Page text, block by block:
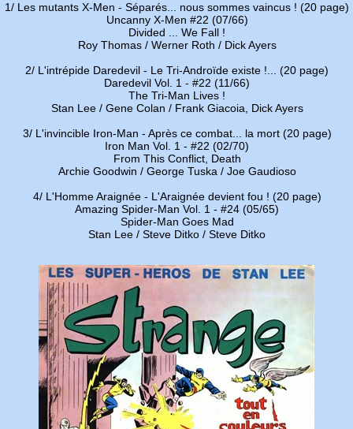
1/ Les mutants X-Men - Séparés... nous sommes vaincus ! (20 page)
Uncanny X-Men #22 (07/66)
Divided ... We Fall !
Roy Thomas / Werner Roth / Dick Ayers
2/ L'intrépide Daredevil - Le Tri-Androïde existe !... (20 page)
Daredevil Vol. 1 - #22 (11/66)
The Tri-Man Lives !
Stan Lee / Gene Colan / Frank Giacoia, Dick Ayers
3/ L'invincible Iron-Man - Après ce combat... la mort (20 page)
Iron Man Vol. 1 - #22 (02/70)
From This Conflict, Death
Archie Goodwin / George Tuska / Joe Gaudioso
4/ L'Homme Araignée - L'Araignée devient fou ! (20 page)
Amazing Spider-Man Vol. 1 - #24 (05/65)
Spider-Man Goes Mad
Stan Lee / Steve Ditko / Steve Ditko